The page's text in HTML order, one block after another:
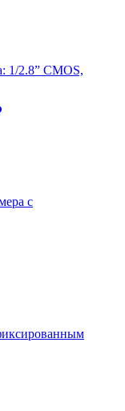
1/2.8” CMOS,
с